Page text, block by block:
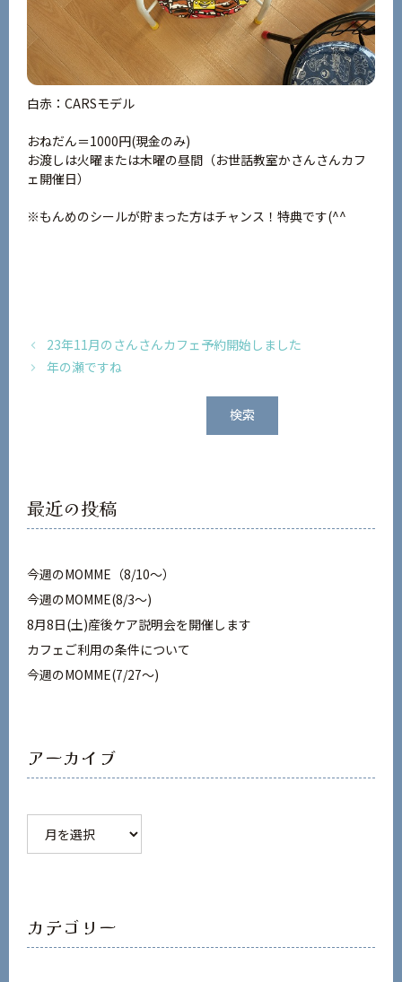
白赤：CARSモデル
おねだん＝1000円(現金のみ)
お渡しは火曜または木曜の昼間（お世話教室かさんさんカフ
ェ開催日）
※もんめのシールが貯まった方はチャンス！特典です(^^
23年11月のさんさんカフェ予約開始しました
年の瀬ですね
検索
最近の投稿
今週のMOMME（8/10～）
今週のMOMME(8/3〜)
8月8日(土)産後ケア説明会を開催します
カフェご利用の条件について
今週のMOMME(7/27〜)
アーカイブ
カテゴリー